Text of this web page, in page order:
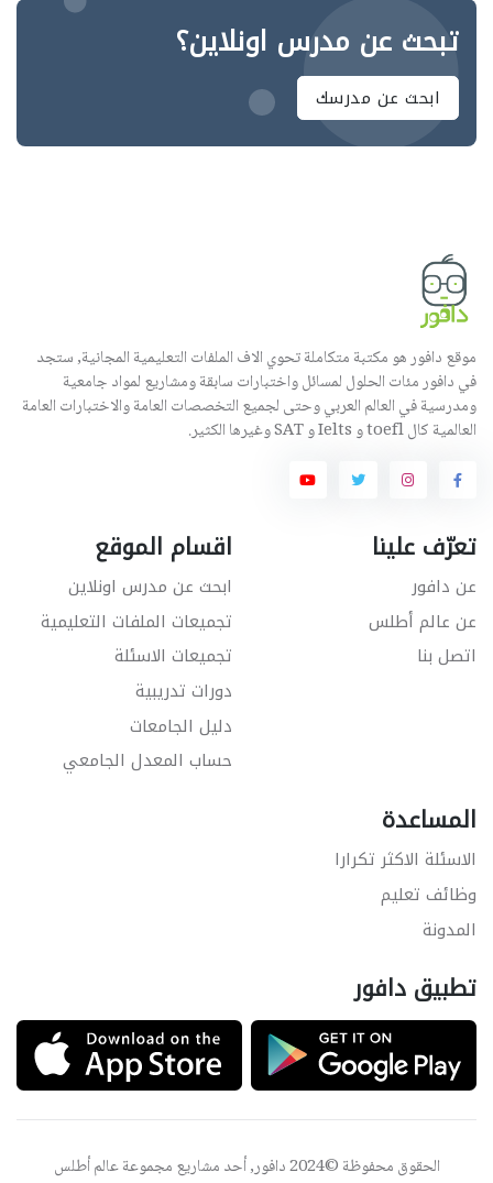
تبحث عن مدرس اونلاين؟
ابحث عن مدرسك
موقع دافور هو مكتبة متكاملة تحوي الاف الملفات التعليمية المجانية, ستجد
في دافور مئات الحلول لمسائل واختبارات سابقة ومشاريع لمواد جامعية
ومدرسية في العالم العربي وحتى لجميع التخصصات العامة والاختبارات العامة
العالمية كال toefl و Ielts و SAT وغيرها الكثير.
تعرّف علينا
عن دافور
عن عالم أطلس
اتصل بنا
اقسام الموقع
ابحث عن مدرس اونلاين
تجميعات الملفات التعليمية
تجميعات الاسئلة
دورات تدريبية
دليل الجامعات
حساب المعدل الجامعي
المساعدة
الاسئلة الاكثر تكرارا
وظائف تعليم
المدونة
تطبيق دافور
الحقوق محفوظة ©2024 دافور, أحد مشاريع مجموعة عالم أطلس